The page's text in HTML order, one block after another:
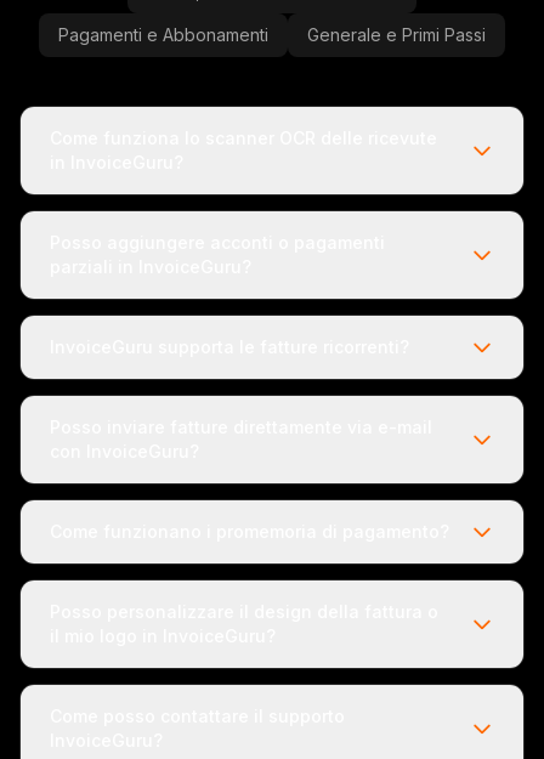
Pagamenti e Abbonamenti Generale e Primi Passi